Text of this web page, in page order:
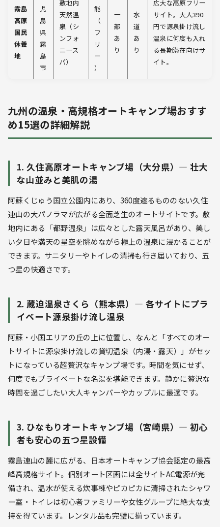
霧島
高原
国民
休養
地
児
島
県
霧
島
市
敷地内
天然温
泉（シ
ンフォ
ニース
パ）
能
（
フ
リ
ー
）
一
部
あ
り
水
道
あ
り
広大な高原フリー
サイト。大人390
円で源泉掛け流し
温泉に何度も入れ
る長期滞在向けサ
イト。
九州の温泉・高規格オートキャンプ場おすす
め15選の詳細解説
1. 久住高原オートキャンプ場（大分県）— 壮大
な山並みと美肌の湯
阿蘇くじゅう国立公園内にあり、360度遮るもののない久住
連山の大パノラマが広がる全面芝生のオートサイトです。敷
地内にある「都野温泉」は広々とした露天風呂があり、美し
い夕日や満天の星空を眺めながら極上の温泉に浸かることが
できます。サニタリーやトイレの清掃も行き届いており、五
つ星の快適さです。
2. 蔵迫温泉さくら（熊本県）— 各サイトにプラ
イベート源泉掛け流し温泉
阿蘇・小国エリアの丘の上に位置し、なんと「すべてのオー
トサイトに源泉掛け流しの貸切温泉（内湯・露天）」がセッ
トになっている超贅沢なキャンプ場です。時間を気にせず、
何度でもプライベートな名湯を堪能できます。静かに贅沢な
時間を過ごしたい大人キャンパーやカップルに最適です。
3. ひなもりオートキャンプ場（宮崎県）— 初心
者も安心の五つ星設備
霧島連山の麓に広がる、日本オートキャンプ協会認定の最高
峰高規格サイト。個別オート区画には全サイトAC電源が完
備され、温水が使える炊事棟やピカピカに清掃されたシャワ
ー室・トイレは初心者ファミリーや女性グループに絶大な支
持を得ています。レンタル品も完璧に揃っています。